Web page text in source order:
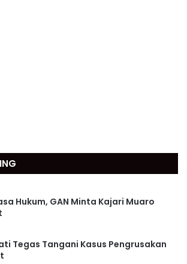
Hukum, GAN Minta Kajari Muaro
Tegas Tangani Kasus Pengrusakan